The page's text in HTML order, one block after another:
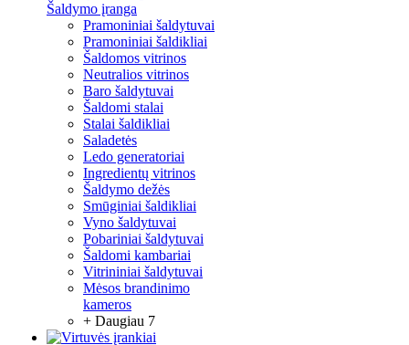
Šaldymo įranga
Pramoniniai šaldytuvai
Pramoniniai šaldikliai
Šaldomos vitrinos
Neutralios vitrinos
Baro šaldytuvai
Šaldomi stalai
Stalai šaldikliai
Saladetės
Ledo generatoriai
Ingredientų vitrinos
Šaldymo dežės
Smūginiai šaldikliai
Vyno šaldytuvai
Pobariniai šaldytuvai
Šaldomi kambariai
Vitrininiai šaldytuvai
Mėsos brandinimo
kameros
+ Daugiau 7